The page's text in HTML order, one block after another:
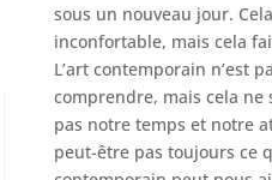
sous un nouveau jour.
inconfortable, mais cela
L’art contemporain n’est
comprendre, mais cela ne
pas notre temps et notre
peut-être pas toujours ce